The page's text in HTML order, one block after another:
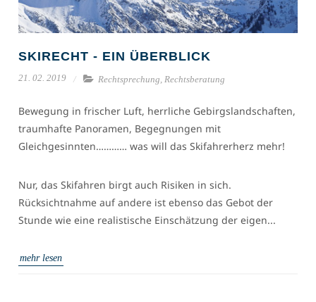
SKIRECHT - EIN ÜBERBLICK
21. 02. 2019 Rechtsprechung, Rechtsberatung
Bewegung in frischer Luft, herrliche Gebirgslandschaften,
traumhafte Panoramen, Begegnungen mit
Gleichgesinnten………… was will das Skifahrerherz mehr!
Nur, das Skifahren birgt auch Risiken in sich.
Rücksichtnahme auf andere ist ebenso das Gebot der
Stunde wie eine realistische Einschätzung der eigen...
mehr lesen